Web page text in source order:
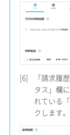
[6]
「請求履
タス」欄
れている
クします。